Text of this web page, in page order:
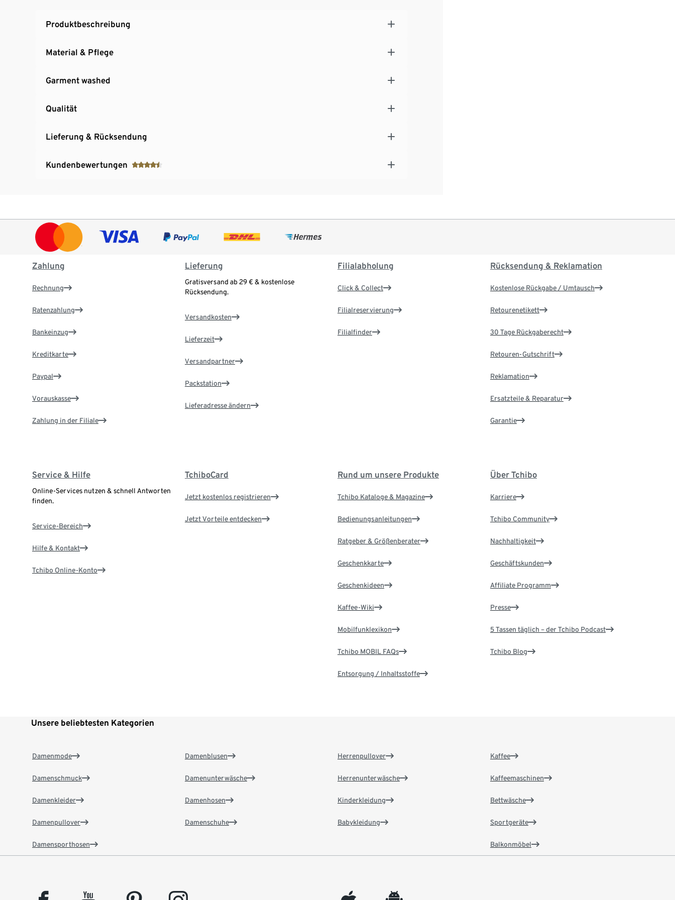
Produktbeschreibung
Material & Pflege
Garment washed
Qualität
Lieferung & Rücksendung
Kundenbewertungen
Zahlung
Rechnung
Ratenzahlung
Bankeinzug
Kreditkarte
Paypal
Vorauskasse
Zahlung in der Filiale
Lieferung
Gratisversand ab 29 € & kostenlose
Rücksendung.
Versandkosten
Lieferzeit
Versandpartner
Packstation
Lieferadresse ändern
Filialabholung
Click & Collect
Filialreservierung
Filialfinder
Rücksendung & Reklamation
Kostenlose Rückgabe / Umtausch
Retourenetikett
30 Tage Rückgaberecht
Retouren-Gutschrift
Reklamation
Ersatzteile & Reparatur
Garantie
Service & Hilfe
Online-Services nutzen & schnell Antworten
finden.
Service-Bereich
Hilfe & Kontakt
Tchibo Online-Konto
TchiboCard
Jetzt kostenlos registrieren
Jetzt Vorteile entdecken
Rund um unsere Produkte
Tchibo Kataloge & Magazine
Bedienungsanleitungen
Ratgeber & Größenberater
Geschenkkarte
Geschenkideen
Kaffee-Wiki
Mobilfunklexikon
Tchibo MOBIL FAQs
Entsorgung / Inhaltsstoffe
Über Tchibo
Karriere
Tchibo Community
Nachhaltigkeit
Geschäftskunden
Affiliate Programm
Presse
5 Tassen täglich – der Tchibo Podcast
Tchibo Blog
Unsere beliebtesten Kategorien
Damenmode
Damenschmuck
Damenkleider
Damenpullover
Damensporthosen
Damenblusen
Damenunterwäsche
Damenhosen
Damenschuhe
Herrenpullover
Herrenunterwäsche
Kinderkleidung
Babykleidung
Kaffee
Kaffeemaschinen
Bettwäsche
Sportgeräte
Balkonmöbel